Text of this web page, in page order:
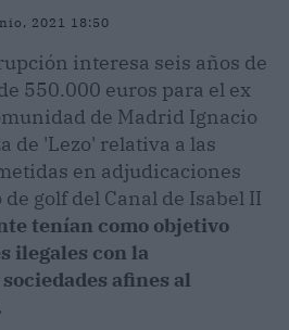
2021 18:50
interesa seis años de
550.000 euros para el ex
de Madrid Ignacio
de 'Lezo' relativa a las
en adjudicaciones
golf del Canal de Isabel II
tenían como objetivo
ilegales con la
afines al